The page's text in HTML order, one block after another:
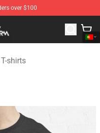
over $100
Merchandise Store
shirts